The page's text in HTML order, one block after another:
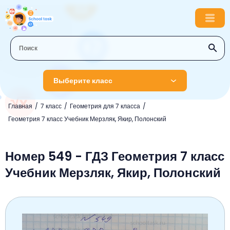
Выберите класс
Главная 7 класс
Геометрия для 7 класса
Геометрия 7 класс Учебник Мерзляк, Якир, Полонский
1 класс
Русский язык
Литературное чтение
Окружающий мир
Математика
Математика
Английский язык
Информатика
Литературное чтение
3 класс
Музыка
Окружающий мир
Русский язык
4 класс
Английский язык
Русский язык
5 класс
ОБЖ
6 класс
Номер 549 - ГДЗ Геометрия 7 класс
Учебник Мерзляк, Якир, Полонский